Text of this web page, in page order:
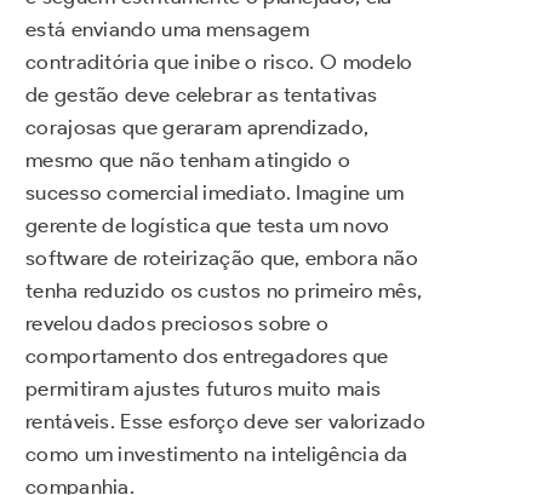
está enviando uma mensagem
contraditória que inibe o risco. O modelo
de gestão deve celebrar as tentativas
corajosas que geraram aprendizado,
mesmo que não tenham atingido o
sucesso comercial imediato. Imagine um
gerente de logística que testa um novo
software de roteirização que, embora não
tenha reduzido os custos no primeiro mês,
revelou dados preciosos sobre o
comportamento dos entregadores que
permitiram ajustes futuros muito mais
rentáveis. Esse esforço deve ser valorizado
como um investimento na inteligência da
companhia.